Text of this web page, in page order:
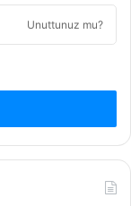
Unuttunuz mu?